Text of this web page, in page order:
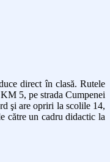
direct în clasă. Rutele
5, pe strada Cumpenei
şi are opriri la scolile 14,
către un cadru didactic la